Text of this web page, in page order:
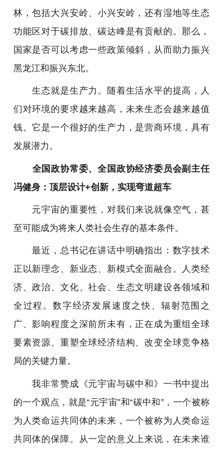
林，包括大兴安岭、小兴安岭，还有湿地等生态
功能区对于碳排放、碳达峰是有贡献的。那么，
国家是否可以考虑一些政策倾斜，从而助力振兴
黑龙江和振兴东北。
生态就是生产力。随着生活水平的提高，人
们对环境的要求越来越高，未来生态会越来越值
钱。它是一个很好的生产力，是营商环境，具有
发展潜力。
全国政协常委、全国政协经济委员会副主任
冯健身：顶层设计+创新，实现弯道超车
元宇宙的重要性，对我们来说就像空气，甚
至可能成为将来人类社会生存的基本条件。
最近，总书记在讲话中明确指出：数字技术
正以新理念、新业态、新模式全面融合。人类经
济、政治、文化、社会、生态文明建设各领域和
全过程。数字经济发展速度之快、辐射范围之
广、影响程度之深前所未有，正在成为重组全球
要素资源、重塑全球经济结构、改变全球竞争格
局的关键力量。
我非常赞成《元宇宙与碳中和》一书中提出
的一个观点，就是“元宇宙”和“碳中和”，一个被称
为人类命运共同体的未来，一个被称为人类命运
共同体的保障。从一定的意义上来说，在未来谁